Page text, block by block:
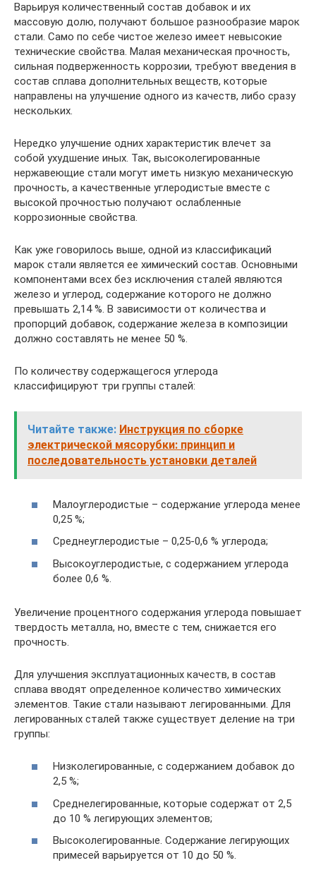
Варьируя количественный состав добавок и их
массовую долю, получают большое разнообразие марок
стали. Само по себе чистое железо имеет невысокие
технические свойства. Малая механическая прочность,
сильная подверженность коррозии, требуют введения в
состав сплава дополнительных веществ, которые
направлены на улучшение одного из качеств, либо сразу
нескольких.
Нередко улучшение одних характеристик влечет за
собой ухудшение иных. Так, высоколегированные
нержавеющие стали могут иметь низкую механическую
прочность, а качественные углеродистые вместе с
высокой прочностью получают ослабленные
коррозионные свойства.
Как уже говорилось выше, одной из классификаций
марок стали является ее химический состав. Основными
компонентами всех без исключения сталей являются
железо и углерод, содержание которого не должно
превышать 2,14 %. В зависимости от количества и
пропорций добавок, содержание железа в композиции
должно составлять не менее 50 %.
По количеству содержащегося углерода
классифицируют три группы сталей:
Читайте также: Инструкция по сборке
электрической мясорубки: принцип и
последовательность установки деталей
Малоуглеродистые – содержание углерода менее
0,25 %;
Среднеуглеродистые – 0,25-0,6 % углерода;
Высокоуглеродистые, с содержанием углерода
более 0,6 %.
Увеличение процентного содержания углерода повышает
твердость металла, но, вместе с тем, снижается его
прочность.
Для улучшения эксплуатационных качеств, в состав
сплава вводят определенное количество химических
элементов. Такие стали называют легированными. Для
легированных сталей также существует деление на три
группы:
Низколегированные, с содержанием добавок до
2,5 %;
Среднелегированные, которые содержат от 2,5
до 10 % легирующих элементов;
Высоколегированные. Содержание легирующих
примесей варьируется от 10 до 50 %.